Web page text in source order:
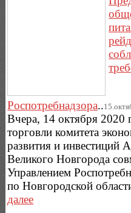
Роспотребнадзора..
Вчера, 14 октября 2020
торговли комитета
развития и инвестиций
Великого Новгорода
Управлением
по Новгородской
далее